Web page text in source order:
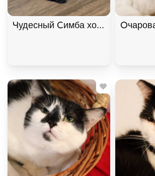
Чудесный Симба хочет подарить